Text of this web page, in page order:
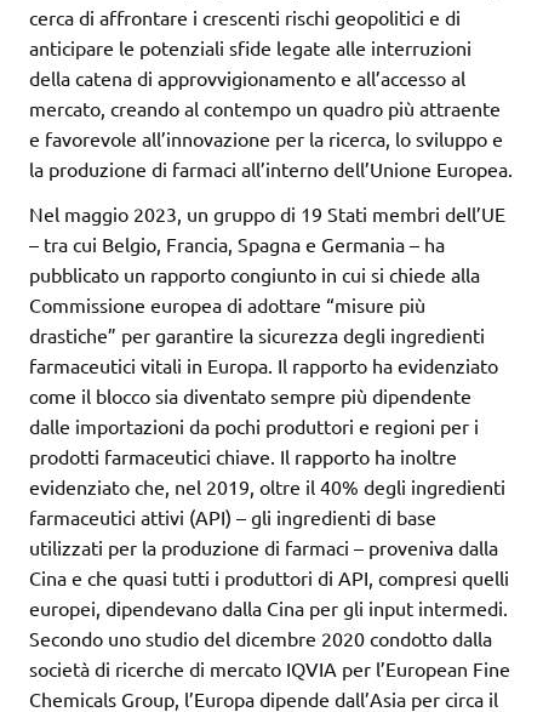
cerca di affrontare i crescenti rischi geopolitici e di
anticipare le potenziali sfide legate alle interruzioni
della catena di approvvigionamento e all’accesso al
mercato, creando al contempo un quadro più attraente
e favorevole all’innovazione per la ricerca, lo sviluppo e
la produzione di farmaci all’interno dell’Unione Europea.
Nel maggio 2023, un gruppo di 19 Stati membri dell’UE
– tra cui Belgio, Francia, Spagna e Germania – ha
pubblicato un rapporto congiunto in cui si chiede alla
Commissione europea di adottare “misure più
drastiche” per garantire la sicurezza degli ingredienti
farmaceutici vitali in Europa. Il rapporto ha evidenziato
come il blocco sia diventato sempre più dipendente
dalle importazioni da pochi produttori e regioni per i
prodotti farmaceutici chiave. Il rapporto ha inoltre
evidenziato che, nel 2019, oltre il 40% degli ingredienti
farmaceutici attivi (API) – gli ingredienti di base
utilizzati per la produzione di farmaci – proveniva dalla
Cina e che quasi tutti i produttori di API, compresi quelli
europei, dipendevano dalla Cina per gli input intermedi.
Secondo uno studio del dicembre 2020 condotto dalla
società di ricerche di mercato IQVIA per l’European Fine
Chemicals Group, l’Europa dipende dall’Asia per circa il